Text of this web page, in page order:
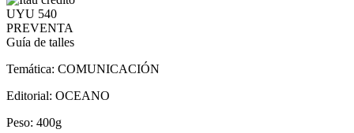
UYU 540
PREVENTA
Guía de talles
Temática: COMUNICACIÓN
Editorial: OCEANO
Peso: 400g